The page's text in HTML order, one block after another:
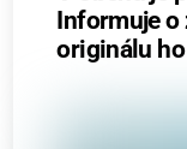
Informuje o
originálu